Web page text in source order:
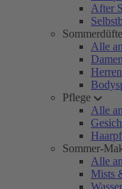
After
Sommerdüfte
Alle
Pflege
Alle
Sommer-
Alle
Mists